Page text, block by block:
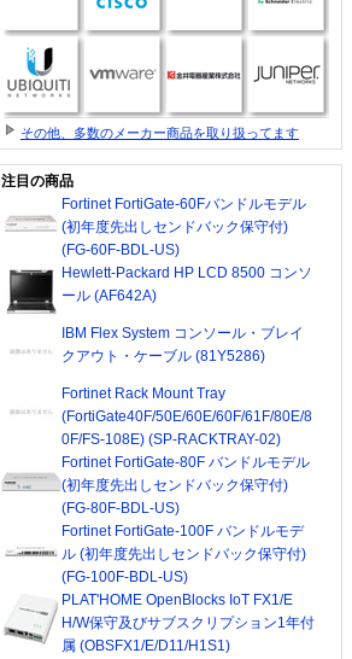
その他、多数のメーカー商品を取り扱ってます
注目の商品
Fortinet FortiGate-60Fバンドルモデル
(初年度先出しセンドバック保守付)
(FG-60F-BDL-US)
Hewlett-Packard HP LCD 8500 コンソ
ール (AF642A)
IBM Flex System コンソール・ブレイ
クアウト・ケーブル (81Y5286)
Fortinet Rack Mount Tray
(FortiGate40F/50E/60E/60F/61F/80E/8
0F/FS-108E) (SP-RACKTRAY-02)
Fortinet FortiGate-80F バンドルモデル
(初年度先出しセンドバック保守付)
(FG-80F-BDL-US)
Fortinet FortiGate-100F バンドルモデ
ル (初年度先出しセンドバック保守付)
(FG-100F-BDL-US)
PLAT'HOME OpenBlocks IoT FX1/E
H/W保守及びサブスクリプション1年付
属 (OBSFX1/E/D11/H1S1)